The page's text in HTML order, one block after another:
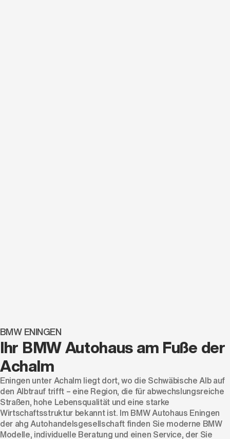
BMW ENINGEN
Ihr BMW Autohaus am Fuße der
Achalm
Eningen unter Achalm liegt dort, wo die Schwäbische Alb auf
den Albtrauf trifft – eine Region, die für abwechslungsreiche
Straßen, hohe Lebensqualität und eine starke
Wirtschaftsstruktur bekannt ist. Im BMW Autohaus Eningen
der ahg Autohandelsgesellschaft finden Sie moderne BMW
Modelle, individuelle Beratung und einen Service, der Sie